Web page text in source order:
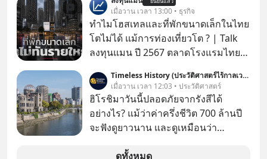
ในใจเพื่อความสุขที่ยั่งยืนได้อย่างไร?
ติดตามได้ในพอดแคสต์ 5M EP. นี้
#goodtime #5minutespodcast
#missiontothemoonpodcast
ของอนุภูมิภาคลุ่มแม่น้ำโขง
เมื่อวาน เวลา 13:00 • ธุรกิจ
ทำไมโฮสเทลและที่พักขนาดเล็กในไทย
โตไม่ได้ แม้การท่องเที่ยวโต ? | Talk
ลงทุนแมน ปี 2567 ตลาดโรงแรมไทย
หรือไม่ว่า รายได้กว่า 85% กระจุกอยู่กับ
ผู้ประกอบการรายใหญ่ และมีอัตราการ
เติบโตได้ถึง 16% ขณะที่ผู้ประกอบการ
โฮสเทลและที่พักขนาดเล็ก ซึ่งมีสัดส่วน
ถึง 91% ของธุรกิจที่พักทั้งหมด กลับโต
เพียง 1.3% เท่านั้น เกิดอะไรขึ้นกับที่พัก
Timeless History (ประวัติศาสตร์ไร้กาลเวลา)
เมื่อวาน เวลา 12:03 • ประวัติศาสตร์
ฮิโรชิมาวันนี้ปลอดภัยจากรังสีได้
อย่างไร? แม้ว่าค่าครึ่งชีวิต 700 ล้านปี
จะฟังดูยาวนาน และดูเหมือนว่า
ยังคงอันตรายไปอีกยาวนานมาก แต่อัน
ดูทั้งหมด